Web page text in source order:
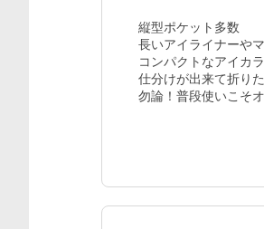
縦型ポケット多数
長いアイライナーや
コンパクトなアイカ
仕分けが出来て折り